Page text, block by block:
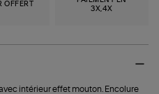
OFFERT
3X,4X
intérieur effet mouton. Encolure